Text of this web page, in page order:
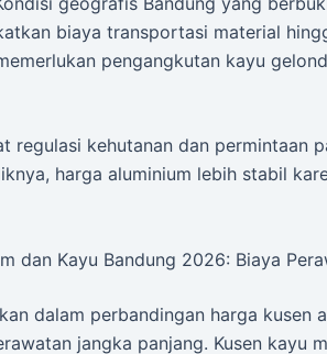
biaya transportasi material
pengangkutan kayu
regulasi kehutanan dan permintaan
harga aluminium lebih stabil
dan Kayu Bandung 2026: Biaya
dalam perbandingan harga kusen
jangka panjang. Kusen kayu